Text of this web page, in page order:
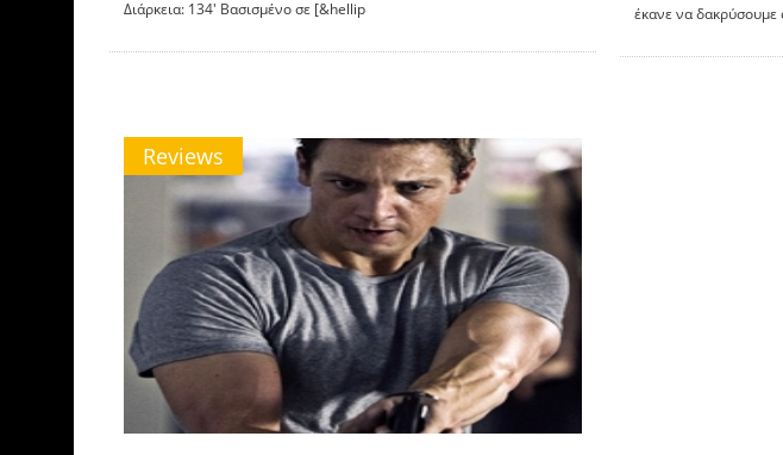
Διάρκεια: 134′ Βασισμένο σε [&hellip
έκανε να
Reviews